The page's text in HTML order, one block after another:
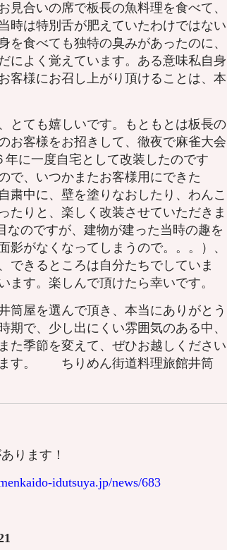
見合いの席で板長の魚料理を食べて、
時は特別舌が肥えていたわけではない
食べても独特の臭みがあったのに、
によく覚えています。ある意味私自身
客様にお召し上がり頂けることは、本
とても嬉しいです。もともとは板長の
お客様をお招きして、徹夜で麻雀大会
に一度自宅として改装したのです
で、いつかまたお客様用にできた
粛中に、壁を塗りなおしたり、わんこ
たりと、楽しく改装させていただきま
なのですが、建物が建った当時の趣を
がなくなってしまうので。。。）、
できるところは自分たちでしていま
す。楽しんで頂けたら幸いです。
屋を選んで頂き、本当にありがとう
で、少し出にくい雰囲気のある中、
た季節を変えて、ぜひお越しください
ます。 ちりめん街道料理旅館井筒
ります！
idutsuya.jp/news/683